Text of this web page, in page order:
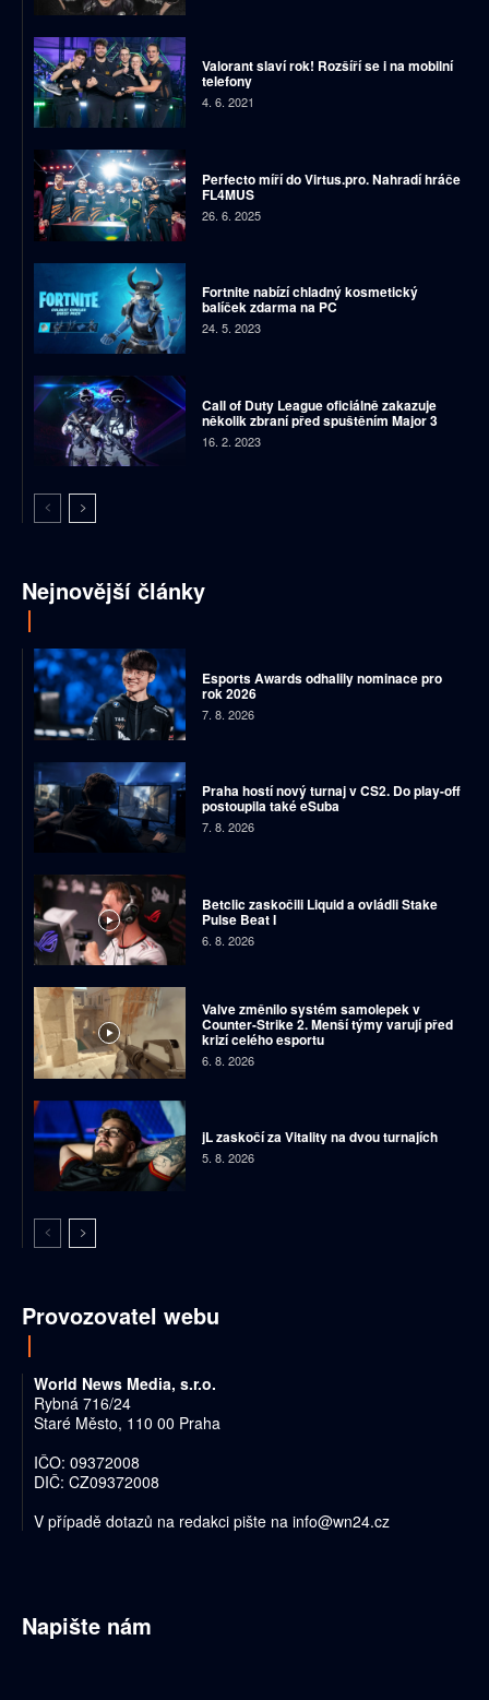
Valorant slaví rok! Rozšíří se i na mobilní
telefony
4. 6. 2021
Perfecto míří do Virtus.pro. Nahradí hráče
FL4MUS
26. 6. 2025
Fortnite nabízí chladný kosmetický
balíček zdarma na PC
24. 5. 2023
Call of Duty League oficiálně zakazuje
několik zbraní před spuštěním Major 3
16. 2. 2023
Nejnovější články
Esports Awards odhalily nominace pro
rok 2026
7. 8. 2026
Praha hostí nový turnaj v CS2. Do play-off
postoupila také eSuba
7. 8. 2026
Betclic zaskočili Liquid a ovládli Stake
Pulse Beat I
6. 8. 2026
Valve změnilo systém samolepek v
Counter-Strike 2. Menší týmy varují před
krizí celého esportu
6. 8. 2026
jL zaskočí za Vitality na dvou turnajích
5. 8. 2026
Provozovatel webu
World News Media, s.r.o.
Rybná 716/24
Staré Město, 110 00 Praha
IČO: 09372008
DIČ: CZ09372008
V případě dotazů na redakci pište na info@wn24.cz
Napište nám